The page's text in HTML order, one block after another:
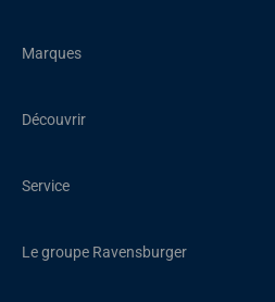
Marques
Découvrir
Service
Le groupe Ravensburger